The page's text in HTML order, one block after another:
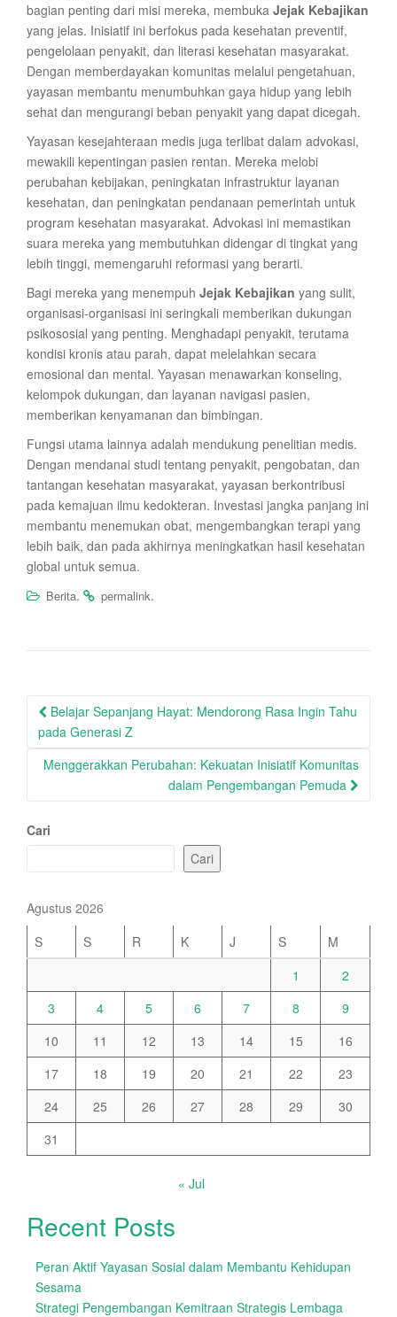
bagian penting dari misi mereka, membuka Jejak Kebajikan
yang jelas. Inisiatif ini berfokus pada kesehatan preventif,
pengelolaan penyakit, dan literasi kesehatan masyarakat.
Dengan memberdayakan komunitas melalui pengetahuan,
yayasan membantu menumbuhkan gaya hidup yang lebih
sehat dan mengurangi beban penyakit yang dapat dicegah.
Yayasan kesejahteraan medis juga terlibat dalam advokasi,
mewakili kepentingan pasien rentan. Mereka melobi
perubahan kebijakan, peningkatan infrastruktur layanan
kesehatan, dan peningkatan pendanaan pemerintah untuk
program kesehatan masyarakat. Advokasi ini memastikan
suara mereka yang membutuhkan didengar di tingkat yang
lebih tinggi, memengaruhi reformasi yang berarti.
Bagi mereka yang menempuh Jejak Kebajikan yang sulit,
organisasi-organisasi ini seringkali memberikan dukungan
psikososial yang penting. Menghadapi penyakit, terutama
kondisi kronis atau parah, dapat melelahkan secara
emosional dan mental. Yayasan menawarkan konseling,
kelompok dukungan, dan layanan navigasi pasien,
memberikan kenyamanan dan bimbingan.
Fungsi utama lainnya adalah mendukung penelitian medis.
Dengan mendanai studi tentang penyakit, pengobatan, dan
tantangan kesehatan masyarakat, yayasan berkontribusi
pada kemajuan ilmu kedokteran. Investasi jangka panjang ini
membantu menemukan obat, mengembangkan terapi yang
lebih baik, dan pada akhirnya meningkatkan hasil kesehatan
global untuk semua.
Berita. permalink.
Post
navigation
Belajar Sepanjang Hayat: Mendorong Rasa Ingin Tahu
pada Generasi Z
Menggerakkan Perubahan: Kekuatan Inisiatif Komunitas
dalam Pengembangan Pemuda
Cari
Cari
Agustus 2026
S
S R K J S
M
1
2
3
4 5 6 7 8
9
10
11 12 13 14 15
16
17
18 19 20 21 22
23
24
25 26 27 28 29
30
31
« Jul
Recent Posts
Peran Aktif Yayasan Sosial dalam Membantu Kehidupan
Sesama
Strategi Pengembangan Kemitraan Strategis Lembaga